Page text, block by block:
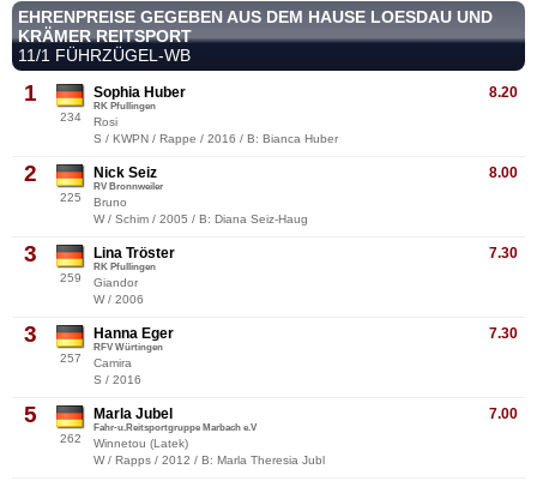
EHRENPREISE GEGEBEN AUS DEM HAUSE LOESDAU UND
KRÄMER REITSPORT
11/1 FÜHRZÜGEL-WB
1
234
8.20
Sophia Huber
RK Pfullingen
Rosi
S / KWPN / Rappe / 2016 / B: Bianca Huber
2
225
8.00
Nick Seiz
RV Bronnweiler
Bruno
W / Schim / 2005 / B: Diana Seiz-Haug
3
259
7.30
Lina Tröster
RK Pfullingen
Giandor
W / 2006
3
257
7.30
Hanna Eger
RFV Würtingen
Camira
S / 2016
5
262
7.00
Marla Jubel
Fahr-u.Reitsportgruppe Marbach e.V
Winnetou (Latek)
W / Rapps / 2012 / B: Marla Theresia Jubl